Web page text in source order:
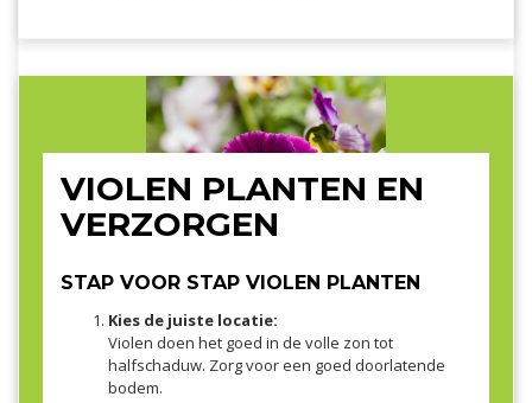
VIOLEN PLANTEN EN
VERZORGEN
STAP VOOR STAP VIOLEN PLANTEN
Kies de juiste locatie:
Violen doen het goed in de volle zon tot
halfschaduw. Zorg voor een goed doorlatende
bodem.